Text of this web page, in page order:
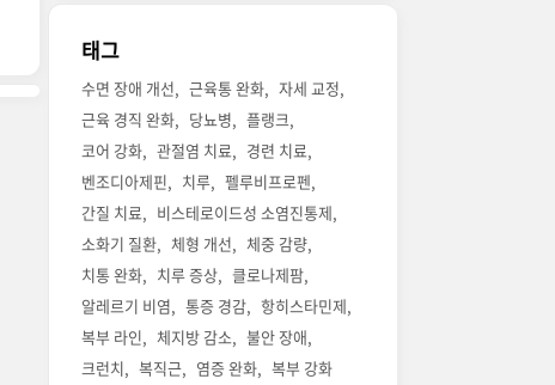
태그
수면 장애 개선 근육통 완화
자세 교정
근육 경직 완화
당뇨병
플랭크
코어 강화
관절염 치료
경련 치료
벤조디아제핀
치루
펠루비프로펜
간질 치료
비스테로이드성 소염진통제
소화기 질환
체형 개선
체중 감량
치통 완화
치루 증상
클로나제팜
알레르기 비염
통증 경감
항히스타민제
복부 라인
체지방 감소
불안 장애
크런치
복직근 염증 완화 복부 강화